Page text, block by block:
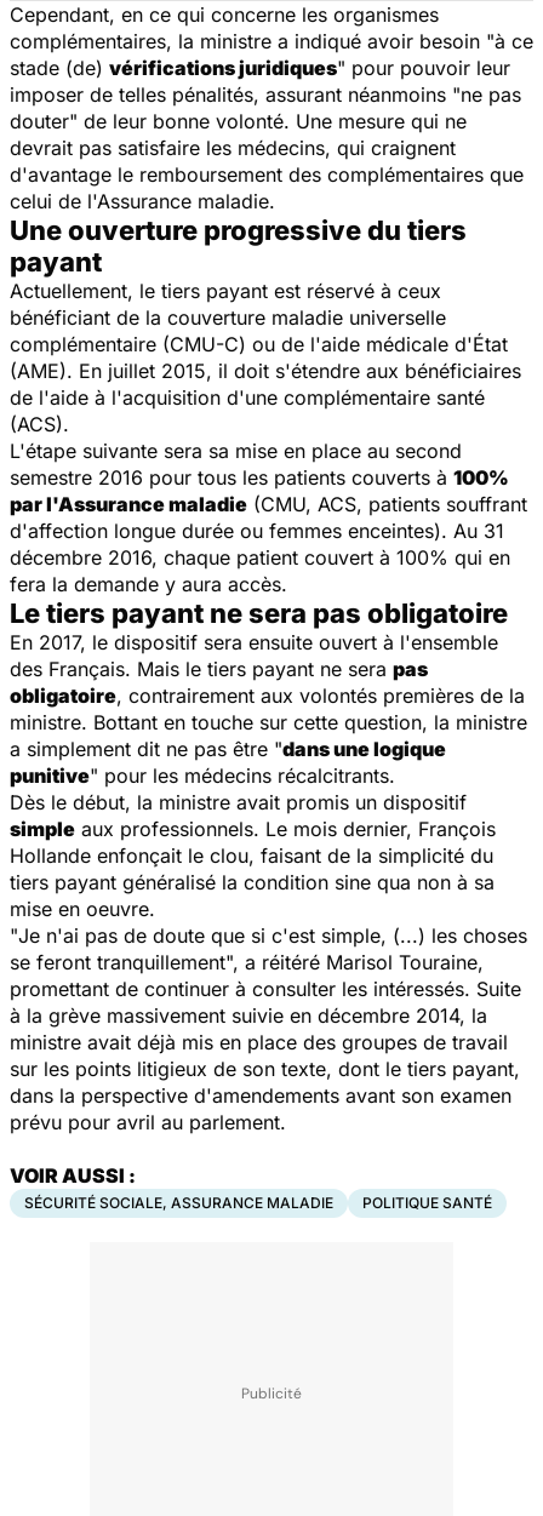
Cependant, en ce qui concerne les organismes
complémentaires, la ministre a indiqué avoir besoin "à ce
stade (de) vérifications juridiques" pour pouvoir leur
imposer de telles pénalités, assurant néanmoins "ne pas
douter" de leur bonne volonté. Une mesure qui ne
devrait pas satisfaire les médecins, qui craignent
d'avantage le remboursement des complémentaires que
celui de l'Assurance maladie.
Une ouverture progressive du tiers
payant
Actuellement, le tiers payant est réservé à ceux
bénéficiant de la couverture maladie universelle
complémentaire (CMU-C) ou de l'aide médicale d'État
(AME). En juillet 2015, il doit s'étendre aux bénéficiaires
de l'aide à l'acquisition d'une complémentaire santé
(ACS).
L'étape suivante sera sa mise en place au second
semestre 2016 pour tous les patients couverts à 100%
par l'Assurance maladie (CMU, ACS, patients souffrant
d'affection longue durée ou femmes enceintes). Au 31
décembre 2016, chaque patient couvert à 100% qui en
fera la demande y aura accès.
Le tiers payant ne sera pas obligatoire
En 2017, le dispositif sera ensuite ouvert à l'ensemble
des Français. Mais le tiers payant ne sera pas
obligatoire, contrairement aux volontés premières de la
ministre. Bottant en touche sur cette question, la ministre
a simplement dit ne pas être "dans une logique
punitive" pour les médecins récalcitrants.
Dès le début, la ministre avait promis un dispositif
simple aux professionnels. Le mois dernier, François
Hollande enfonçait le clou, faisant de la simplicité du
tiers payant généralisé la condition sine qua non à sa
mise en oeuvre.
"Je n'ai pas de doute que si c'est simple, (...) les choses
se feront tranquillement", a réitéré Marisol Touraine,
promettant de continuer à consulter les intéressés. Suite
à la grève massivement suivie en décembre 2014, la
ministre avait déjà mis en place des groupes de travail
sur les points litigieux de son texte, dont le tiers payant,
dans la perspective d'amendements avant son examen
prévu pour avril au parlement.
VOIR AUSSI :
SÉCURITÉ SOCIALE, ASSURANCE MALADIE POLITIQUE SANTÉ